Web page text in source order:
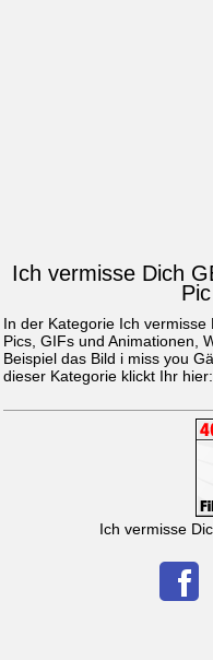
Ich vermisse Dich
In der Kategorie Ich
Pics, GIFs und Animationen,
Beispiel das Bild i miss you
dieser Kategorie klickt Ihr hier:
Ich vermisse